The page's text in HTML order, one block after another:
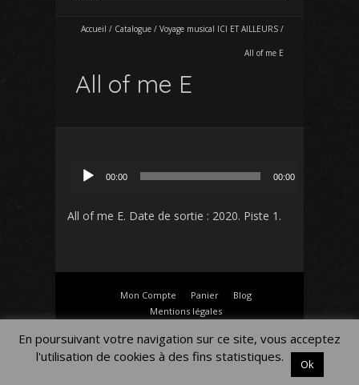
Accueil / Catalogue / Voyage musical ICI ET AILLEURS /
All of me E
All of me E
00:00 00:00
All of me E. Date de sortie : 2020. Piste 1.
Mon Compte Panier
Blog
Mentions légales
En poursuivant votre navigation sur ce site, vous acceptez
l'utilisation de cookies à des fins statistiques.
Ok